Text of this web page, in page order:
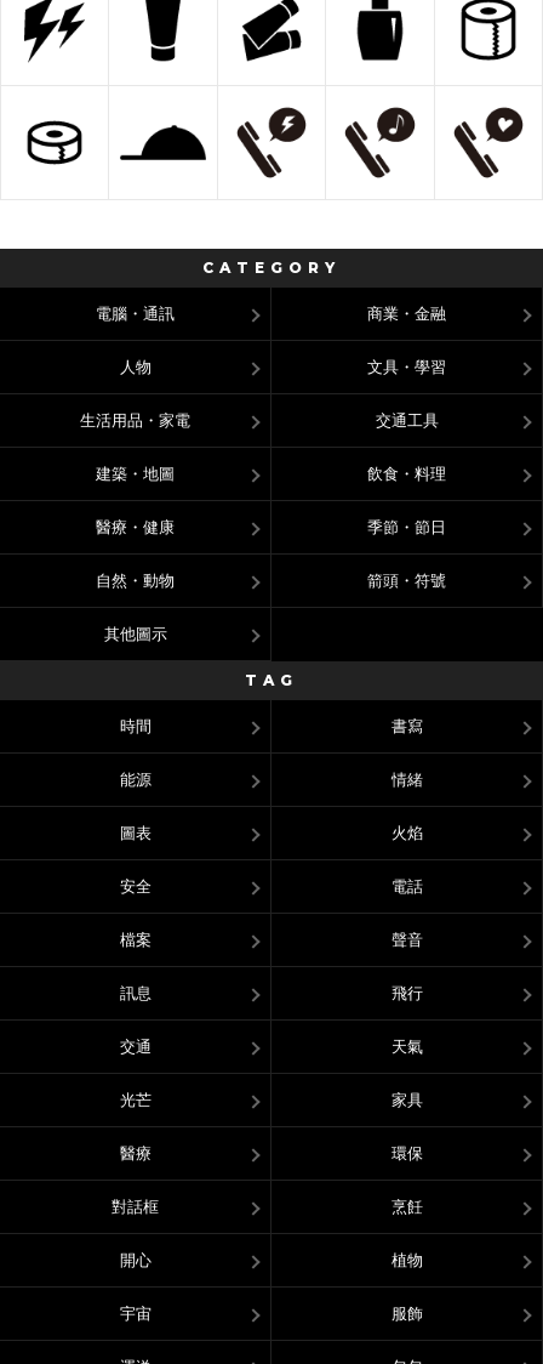
CATEGORY
電腦・通訊 商業・金融
人物 文具・學習
生活用品・家電 交通工具
建築・地圖 飲食・料理
醫療・健康 季節・節日
自然・動物 箭頭・符號
其他圖示
TAG
時間 書寫
能源 情緒
圖表 火焰
安全 電話
檔案 聲音
訊息 飛行
交通 天氣
光芒 家具
醫療 環保
對話框 烹飪
開心 植物
宇宙 服飾